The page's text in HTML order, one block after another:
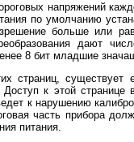
напряжений
по умолчанию
больше или
дают
8 бит младшие
существует
Доступ к этой
к нарушению
часть прибора
питания.